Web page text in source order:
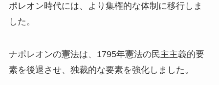
ポレオン時代には、より集権的な体制に移行しま
した。
ナポレオンの憲法は、1795年憲法の民主主義的要
素を後退させ、独裁的な要素を強化しました。